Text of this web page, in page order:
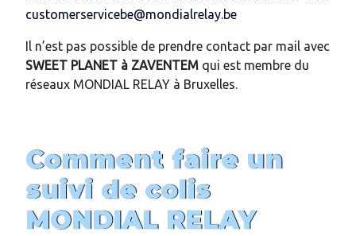
customerservicebe@mondialrelay.be
Il n’est pas possible de prendre contact par mail avec
SWEET PLANET à ZAVENTEM qui est membre du
réseaux MONDIAL RELAY à Bruxelles.
Comment faire un
suivi de colis
MONDIAL RELAY